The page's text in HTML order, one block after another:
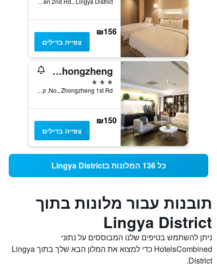
₪156
צפייה בדילים
Just Sleep Kaohsiung Zhongzheng
3 כוכבים
No., Zhongzheng 1st Rd, קאושיונג, טייוואן
₪150
צפייה בדילים
כל 136 המלונות בLingya District
תובנות עבור מלונות בתוך
Lingya District
ניתן להשתמש בטיפים שלנו המבוססים על נתוני
HotelsCombined כדי למצוא את המלון הבא שלך בתוך Lingya
District.